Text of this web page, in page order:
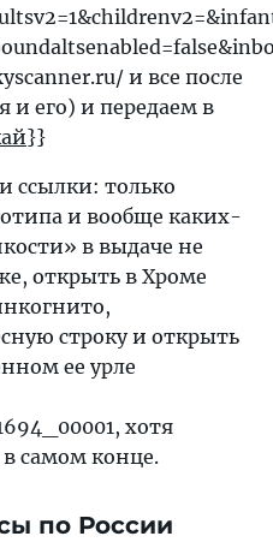
и все после
и его) и передаем в
}}
ссылки: только
и вообще каких-
в выдаче не
открыть в Хроме
строку и открыть
ее урле
хотя
в самом конце.
по России